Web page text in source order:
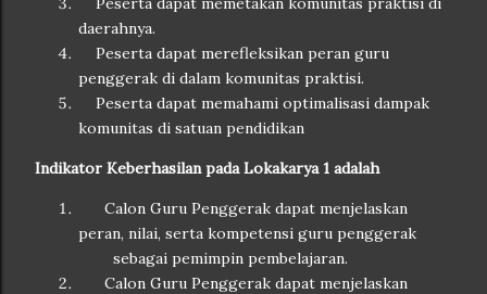
daerahnya.
Peserta dapat merefleksikan peran guru
penggerak di dalam komunitas praktisi.
Peserta dapat memahami optimalisasi dampak
komunitas di satuan pendidikan
Indikator Keberhasilan pada Lokakarya 1 adalah
Calon Guru Penggerak dapat menjelaskan
peran, nilai, serta kompetensi guru penggerak
sebagai pemimpin pembelajaran.
Calon Guru Penggerak dapat menjelaskan